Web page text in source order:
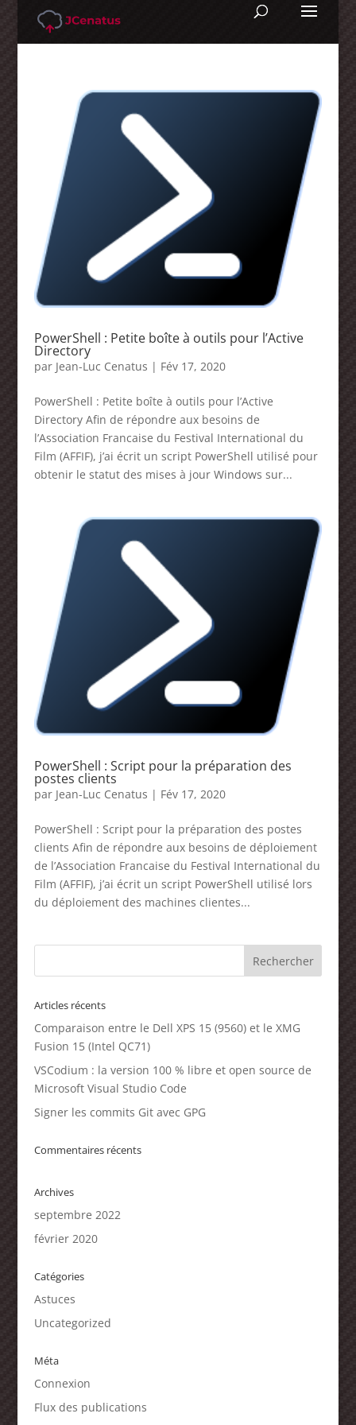
PowerShell : Petite boîte à outils pour l’Active
Directory
par Jean-Luc Cenatus | Fév 17, 2020
PowerShell : Petite boîte à outils pour l’Active
Directory Afin de répondre aux besoins de
l’Association Francaise du Festival International du
Film (AFFIF), j’ai écrit un script PowerShell utilisé pour
obtenir le statut des mises à jour Windows sur...
PowerShell : Script pour la préparation des
postes clients
par Jean-Luc Cenatus | Fév 17, 2020
PowerShell : Script pour la préparation des postes
clients Afin de répondre aux besoins de déploiement
de l’Association Francaise du Festival International du
Film (AFFIF), j’ai écrit un script PowerShell utilisé lors
du déploiement des machines clientes...
Articles récents
Comparaison entre le Dell XPS 15 (9560) et le XMG
Fusion 15 (Intel QC71)
VSCodium : la version 100 % libre et open source de
Microsoft Visual Studio Code
Signer les commits Git avec GPG
Commentaires récents
Archives
septembre 2022
février 2020
Catégories
Astuces
Uncategorized
Méta
Connexion
Flux des publications